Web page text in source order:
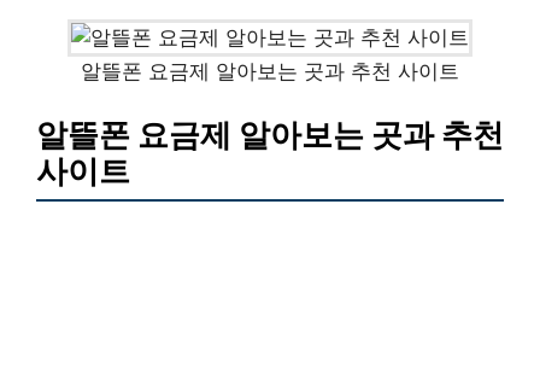
알뜰폰 요금제 알아보는 곳과 추천 사이트
알뜰폰 요금제 알아보는 곳과 추천
사이트